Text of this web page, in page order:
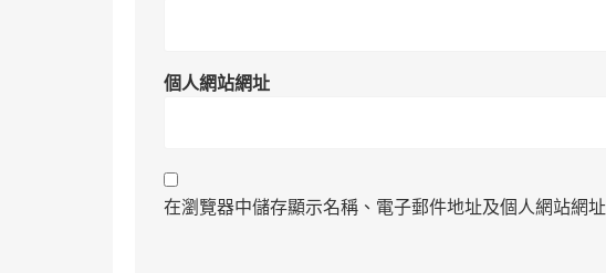
個人網站網址
在瀏覽器中儲存顯示名稱、電子郵件地址及個人網站網